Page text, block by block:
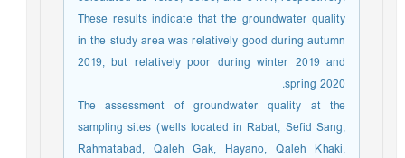
These results indicate that the groundwater quality
in the study area was relatively good during autumn
2019, but relatively poor during winter 2019 and
spring 2020.
The assessment of groundwater quality at the
sampling sites (wells located in Rabat, Sefid Sang,
Rahmatabad, Qaleh Gak, Hayano, Qaleh Khaki,